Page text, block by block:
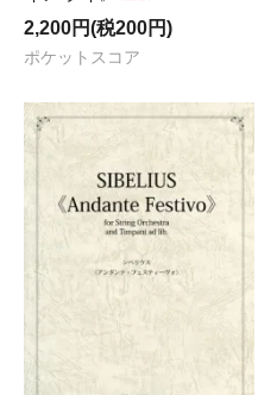
2,200円(税200円)
ポケットスコア